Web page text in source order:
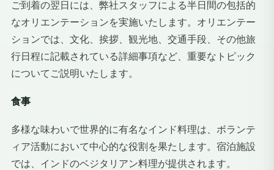
ご到着の翌日には、弊社スタッフによる半日間の包括的
なオリエンテーションを実施いたします。オリエンテー
ションでは、文化、挨拶、観光地、交通手段、その他旅
行日程に記載されている詳細事項など、重要なトピック
についてご説明いたします。
食事
多様な味わいで世界的に有名なインド料理は、ボランテ
ィア活動において中心的な役割を果たします。宿泊施設
では、インドのベジタリアン料理が提供されます。